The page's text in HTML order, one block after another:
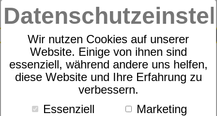
Wir nutzen Cookies auf unserer
Website. Einige von ihnen sind
essenziell, während andere uns helfen,
diese Website und Ihre Erfahrung zu
verbessern.
Essenziell
Marketing
SUCHE
0
Schaummatratze Sympathica
Impression S